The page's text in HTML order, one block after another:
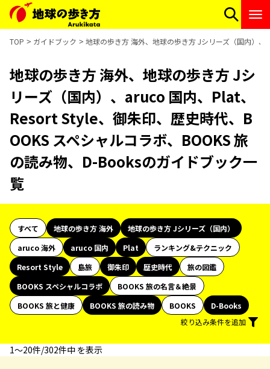
TOP ガイドブック 地球の歩き方 海外、地球の歩き方 Jシリーズ（国内）
地球の歩き方 海外、地球の歩き方 Jシ
リーズ（国内）、aruco 国内、Plat、
Resort Style、御朱印、歴史時代、B
OOKS スペシャルコラボ、BOOKS 旅
の読み物、D-Booksのガイドブック一
覧
すべて 地球の歩き方 海外
地球の歩き方 Jシリーズ（国内）
aruco 海外
aruco 国内 Plat
ランキング&テクニック
Resort Style
島旅 御朱印 歴史時代
旅の図鑑
BOOKS スペシャルコラボ
BOOKS 旅の名言＆絶景
BOOKS 旅と健康
BOOKS 旅の読み物 BOOKS
D-Books
絞り込み条件を追加
1〜20件/302件中 を表示